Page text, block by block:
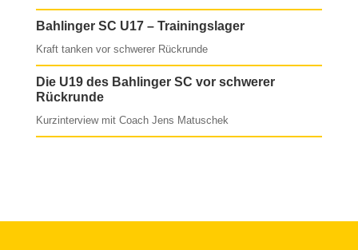
Bahlinger SC U17 – Trainingslager
Kraft tanken vor schwerer Rückrunde
Die U19 des Bahlinger SC vor schwerer
Rückrunde
Kurzinterview mit Coach Jens Matuschek